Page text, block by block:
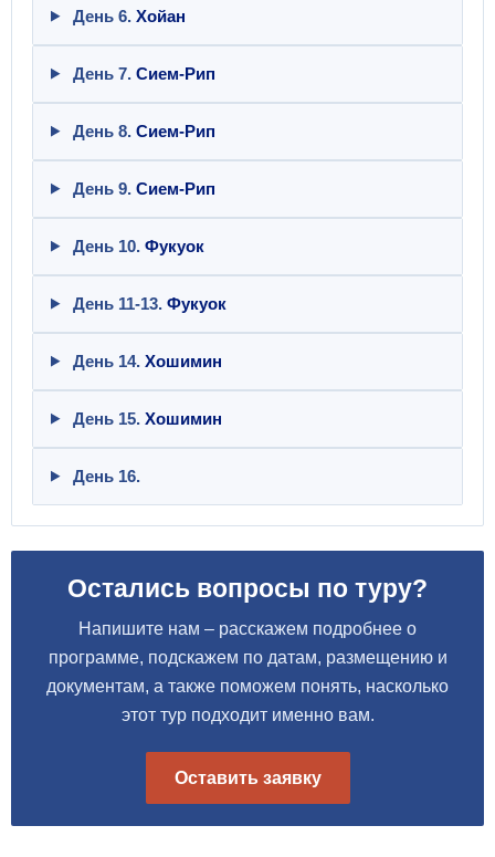
День 6. Хойан
День 7. Сием-Рип
День 8. Сием-Рип
День 9. Сием-Рип
День 10. Фукуок
День 11-13. Фукуок
День 14. Хошимин
День 15. Хошимин
День 16.
Остались вопросы по туру?
Напишите нам – расскажем подробнее о
программе, подскажем по датам, размещению и
документам, а также поможем понять, насколько
этот тур подходит именно вам.
Оставить заявку